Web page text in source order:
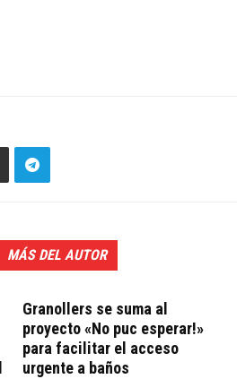
MÁS DEL AUTOR
Granollers se suma al
proyecto «No puc esperar!»
para facilitar el acceso
urgente a baños